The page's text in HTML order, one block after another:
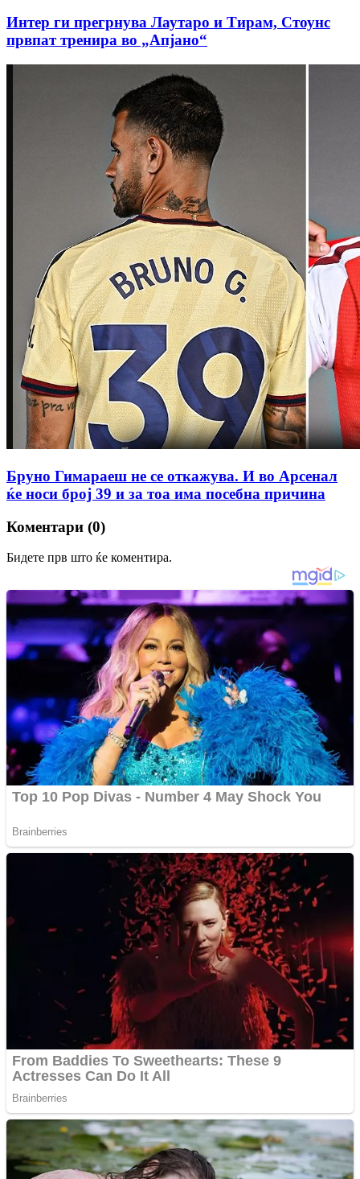
Интер ги прегрнува Лаутаро и Тирам, Стоунс
првпат тренира во „Апјано“
Бруно Гимараеш не се откажува. И во Арсенал
ќе носи број 39 и за тоа има посебна причина
Коментари (0)
Бидете прв што ќе коментира.